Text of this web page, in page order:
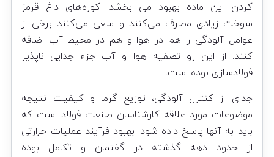
کردن این ماده بهبود می بخشد. کوره‌های داغ قرمز
سوخت زیادی مصرف می‌کنند و سعی می‌کنند برخی از
عوامل آلودگی را هم در هوا و هم در محیط آب اضافه
کنند. از این رو تصفیه هوا و آب جزء جدایی ناپذیر
فولادسازی بوده است.
جدای از کنترل آلودگی، توزیع گرما و کیفیت نتیجه
موضوعات مورد علاقه کارشناسان صنعت فولاد است که
باید به آنها پاسخ داده شود. بهبود فرآیند عملیات حرارتی
از حدود دهه گذشته در گفتمان و تکامل بوده